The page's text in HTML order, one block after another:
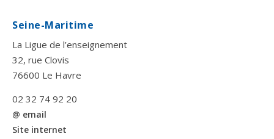
Seine-Maritime
La Ligue de l’enseignement
32, rue Clovis
76600 Le Havre
02 32 74 92 20
@ email
Site internet